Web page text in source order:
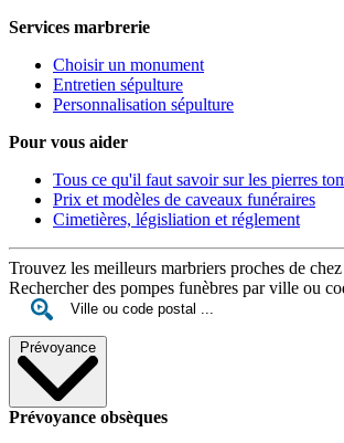
Services marbrerie
Choisir un monument
Entretien sépulture
Personnalisation sépulture
Pour vous aider
Tous ce qu'il faut savoir sur les pierres
Prix et modèles de caveaux funéraires
Cimetières, législiation et réglement
Trouvez les meilleurs marbriers proches de
Rechercher des pompes funèbres par ville ou
Prévoyance
Prévoyance obsèques